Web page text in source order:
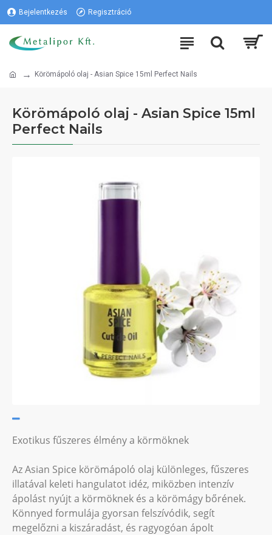
Bejelentkezés Regisztráció
Körömápoló olaj - Asian Spice 15ml Perfect Nails
Körömápoló olaj - Asian Spice 15ml
Perfect Nails
Exotikus fűszeres élmény a körmöknek
Az Asian Spice körömápoló olaj különleges, fűszeres
illatával keleti hangulatot idéz, miközben intenzív
ápolást nyújt a körmöknek és a körömágy bőrének.
Könnyed formulája gyorsan felszívódik, segít
megelőzni a kiszáradást, és ragyogóan ápolt